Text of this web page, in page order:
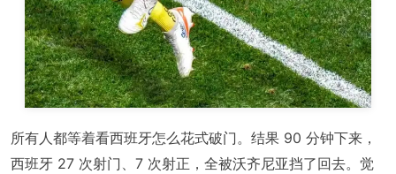
所有人都等着看西班牙怎么花式破门。结果 90 分钟下来，
西班牙 27 次射门、7 次射正，全被沃齐尼亚挡了回去。觉